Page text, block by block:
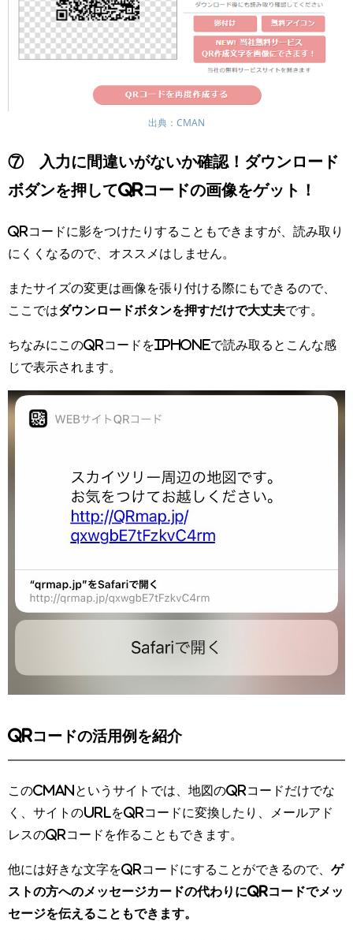
出典：CMAN
⑦ 入力に間違いがないか確認！ダウンロード
ボダンを押してQRコードの画像をゲット！
QRコードに影をつけたりすることもできますが、読み取り
にくくなるので、オススメはしません。
またサイズの変更は画像を張り付ける際にもできるので、
ここではダウンロードボタンを押すだけで大丈夫です。
ちなみにこのQRコードをiPhoneで読み取るとこんな感
じで表示されます。
QRコードの活用例を紹介
このCMANというサイトでは、地図のQRコードだけでな
く、サイトのURLをQRコードに変換したり、メールアド
レスのQRコードを作ることもできます。
他には好きな文字をQRコードにすることができるので、 ゲ
ストの方へのメッセージカードの代わりにQRコードでメッ
セージを伝えることもできます。